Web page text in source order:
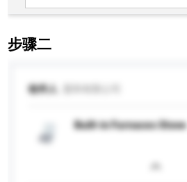
步骤二
收件人
Built-in Furnaces Stove